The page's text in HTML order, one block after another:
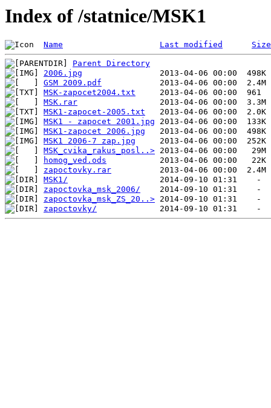
Index of /statnice/MSK1
Name Last modified Size
Parent Directory
2006.jpg
GSM 2009.pdf
MSK-zapocet2004.txt
MSK.rar
MSK1-zapocet-2005.txt
MSK1 - zapocet 2001.jpg
MSK1-zapocet 2006.jpg
MSK1 2006-7 zap.jpg
MSK_cvika_rakus_posl..>
homog_ved.ods
zapoctovky.rar
MSK1/
zapoctovka_msk_2006/
zapoctovka_msk_ZS_20..>
zapoctovky/